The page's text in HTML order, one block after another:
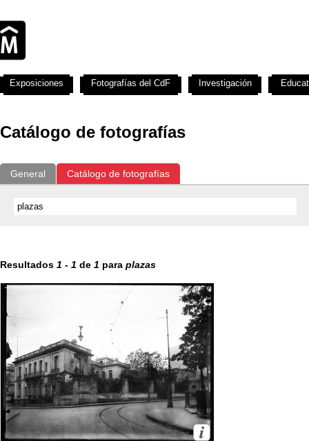
Catálogo de fotografías
General Catálogo de fotografías
Resultados 1 - 1 de 1 para plazas
Exposiciones Fotografías del CdF Investigación